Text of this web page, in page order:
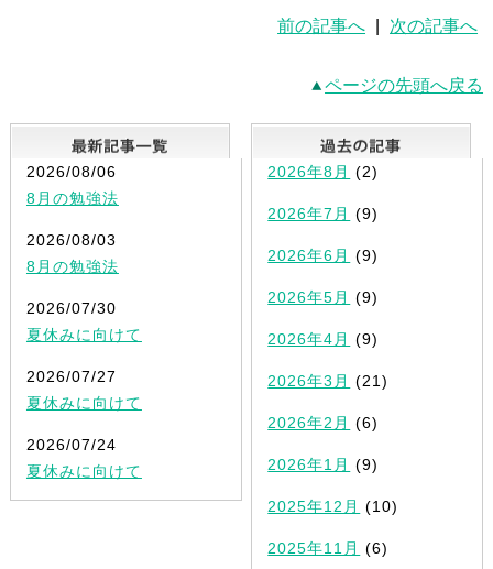
前の記事へ 次の記事へ
ページの先頭へ戻る
最新記事一覧
2026/08/06
8月の勉強法
2026/08/03
8月の勉強法
2026/07/30
夏休みに向けて
2026/07/27
夏休みに向けて
2026/07/24
夏休みに向けて
2026年8月 (2)
2026年7月 (9)
2026年6月 (9)
2026年5月 (9)
2026年4月 (9)
2026年3月 (21)
2026年2月 (6)
2026年1月 (9)
2025年12月 (10)
2025年11月 (6)